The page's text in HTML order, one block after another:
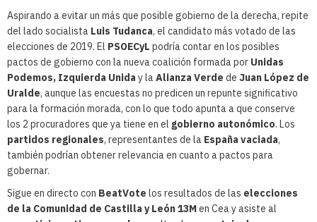
Aspirando a evitar un más que posible gobierno de la derecha, repite
del lado socialista Luis Tudanca, el candidato más votado de las
elecciones de 2019. El PSOECyL podría contar en los posibles
pactos de gobierno con la nueva coalición formada por Unidas
Podemos, Izquierda Unida y la Alianza Verde de Juan López de
Uralde, aunque las encuestas no predicen un repunte significativo
para la formación morada, con lo que todo apunta a que conserve
los 2 procuradores que ya tiene en el gobierno autonómico. Los
partidos regionales, representantes de la España vaciada,
también podrían obtener relevancia en cuanto a pactos para
gobernar.
Sigue en directo con BeatVote los resultados de las elecciones
de la Comunidad de Castilla y León 13Men Cea y asiste al